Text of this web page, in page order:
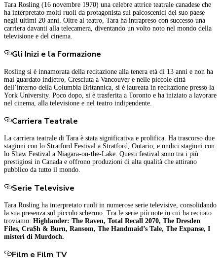
Tara Rosling (16 novembre 1970) una celebre attrice teatrale canadese che
ha interpretato molti ruoli da protagonista sui palcoscenici del suo paese
negli ultimi 20 anni. Oltre al teatro, Tara ha intrapreso con successo una
carriera davanti alla telecamera, diventando un volto noto nel mondo della
televisione e del cinema.
Gli Inizi e la Formazione
Rosling si è innamorata della recitazione alla tenera età di 13 anni e non ha
mai guardato indietro. Cresciuta a Vancouver e nelle piccole città
dell’interno della Columbia Britannica, si è laureata in recitazione presso la
York University. Poco dopo, si è trasferita a Toronto e ha iniziato a lavorare
nel cinema, alla televisione e nel teatro indipendente.
Carriera Teatrale
La carriera teatrale di Tara è stata significativa e prolifica. Ha trascorso due
stagioni con lo Stratford Festival a Stratford, Ontario, e undici stagioni con
lo Shaw Festival a Niagara-on-the-Lake. Questi festival sono tra i più
prestigiosi in Canada e offrono produzioni di alta qualità che attirano
pubblico da tutto il mondo.
Serie Televisive
Tara Rosling ha interpretato ruoli in numerose serie televisive, consolidando
la sua presenza sul piccolo schermo. Tra le serie più note in cui ha recitato
troviamo: Highlander: The Raven, Total Recall 2070, The Dresden
Files, Cra$h & Burn, Ransom, The Handmaid’s Tale, The Expanse, I
misteri di Murdoch.
Film e Film TV